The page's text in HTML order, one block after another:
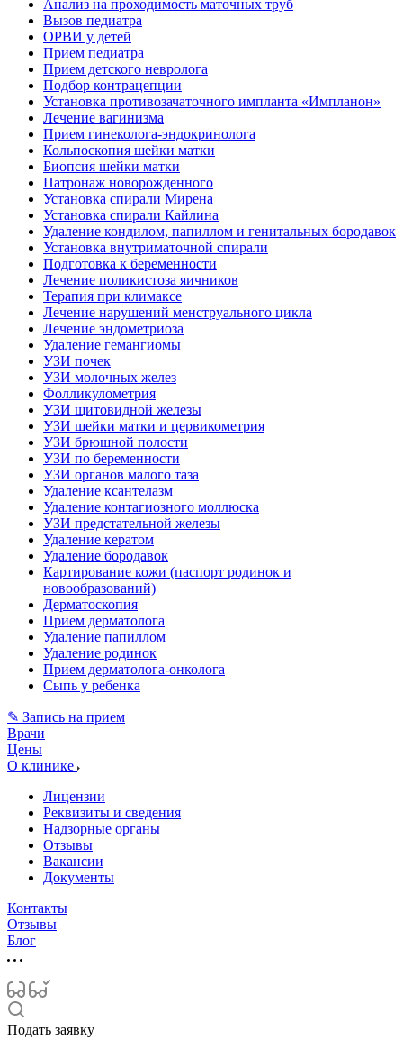
Анализ на проходимость маточных труб
Вызов педиатра
ОРВИ у детей
Прием педиатра
Прием детского невролога
Подбор контрацепции
Установка противозачаточного импланта «Импланон»
Лечение вагинизма
Прием гинеколога-эндокринолога
Кольпоскопия шейки матки
Биопсия шейки матки
Патронаж новорожденного
Установка спирали Мирена
Установка спирали Кайлина
Удаление кондилом, папиллом и генитальных бородавок
Установка внутриматочной спирали
Подготовка к беременности
Лечение поликистоза яичников
Терапия при климаксе
Лечение нарушений менструального цикла
Лечение эндометриоза
Удаление гемангиомы
УЗИ почек
УЗИ молочных желез
Фолликулометрия
УЗИ щитовидной железы
УЗИ шейки матки и цервикометрия
УЗИ брюшной полости
УЗИ по беременности
УЗИ органов малого таза
Удаление ксантелазм
Удаление контагиозного моллюска
УЗИ предстательной железы
Удаление кератом
Удаление бородавок
Картирование кожи (паспорт родинок и
новообразований)
Дерматоскопия
Прием дерматолога
Удаление папиллом
Удаление родинок
Прием дерматолога-онколога
Сыпь у ребенка
✎ Запись на прием
Врачи
Цены
О клинике
Лицензии
Реквизиты и сведения
Надзорные органы
Отзывы
Вакансии
Документы
Контакты
Отзывы
Блог
Подать заявку